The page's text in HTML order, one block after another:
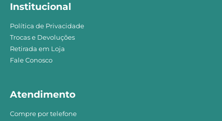
Institucional
Política de Privacidade
Trocas e Devoluções
Retirada em Loja
Fale Conosco
Atendimento
Compre por telefone